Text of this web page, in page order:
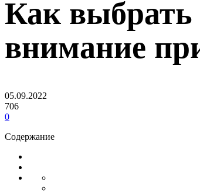
Как
внимание
05.09.2022
706
0
Содержание